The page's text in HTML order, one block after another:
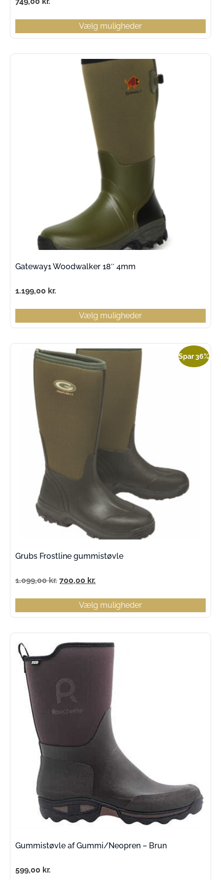
Vælg muligheder
Gateway1 Woodwalker 18″ 4mm
1.199,00 kr.
Vælg muligheder
Spar 36%
Grubs Frostline gummistøvle
1.099,00kr. 700,00 kr.
Vælg muligheder
Gummistøvle af Gummi/Neopren – Brun
599,00 kr.